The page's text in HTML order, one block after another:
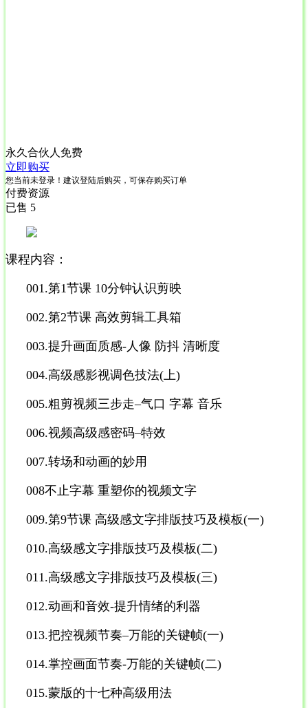
永久合伙人 免费
立即购买
您当前未登录！建议登陆后购买，可保存购买订单
付费资源
已售 5
课程内容：
001.第1节课 10分钟认识剪映
002.第2节课 高效剪辑工具箱
003.提升画面质感-人像 防抖 清晰度
004.高级感影视调色技法(上)
005.粗剪视频三步走–气口 字幕 音乐
006.视频高级感密码–特效
007.转场和动画的妙用
008不止字幕 重塑你的视频文字
009.第9节课 高级感文字排版技巧及模板(一)
010.高级感文字排版技巧及模板(二)
011.高级感文字排版技巧及模板(三)
012.动画和音效-提升情绪的利器
013.把控视频节奏–万能的关键帧(一)
014.掌控画面节奏-万能的关键帧(二)
015.蒙版的十七种高级用法